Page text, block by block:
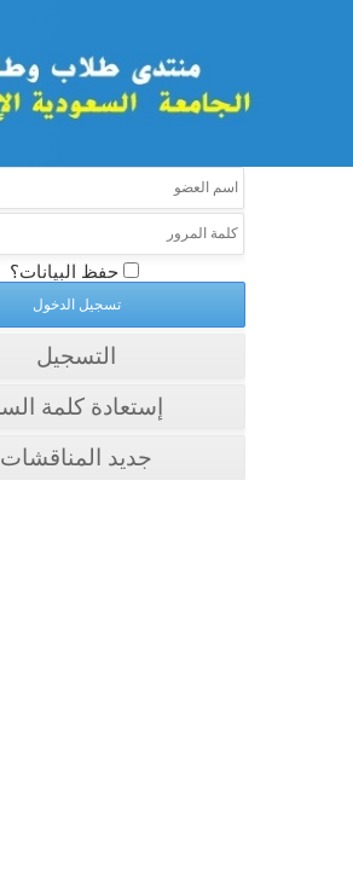
حفظ البيانات؟
التسجيل
إستعادة كلمة السر
جديد المناقشات